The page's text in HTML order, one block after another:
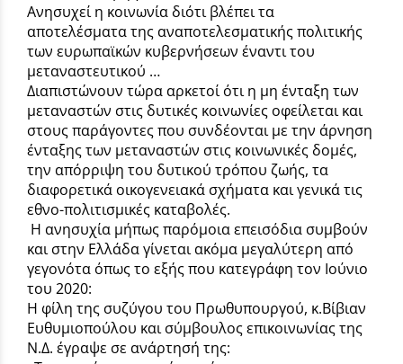
Ανησυχεί η κοινωνία διότι βλέπει τα
αποτελέσματα της αναποτελεσματικής πολιτικής
των ευρωπαϊκών κυβερνήσεων έναντι του
μεταναστευτικού …
Διαπιστώνουν τώρα αρκετοί ότι η μη ένταξη των
μεταναστών στις δυτικές κοινωνίες οφείλεται και
στους παράγοντες που συνδέονται με την άρνηση
ένταξης των μεταναστών στις κοινωνικές δομές,
την απόρριψη του δυτικού τρόπου ζωής, τα
διαφορετικά οικογενειακά σχήματα και γενικά τις
εθνο-πολιτισμικές καταβολές.
Η ανησυχία μήπως παρόμοια επεισόδια συμβούν
και στην Ελλάδα γίνεται ακόμα μεγαλύτερη από
γεγονότα όπως το εξής που κατεγράφη τον Ιούνιο
του 2020:
Η φίλη της συζύγου του Πρωθυπουργού, κ.Βίβιαν
Ευθυμιοπούλου και σύμβουλος επικοινωνίας της
Ν.Δ. έγραψε σε ανάρτησή της: